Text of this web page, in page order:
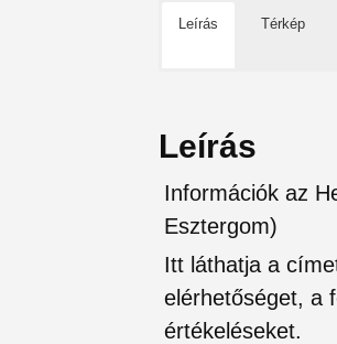
Leírás Térkép
Leírás
Információk az
Esztergom)
Itt láthatja a
elérhetőséget, a
értékeléseket.